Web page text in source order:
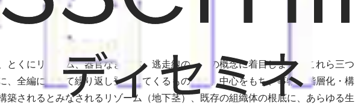
くにリゾーム、器官なき身体、逃走線の三つの概念に着目します。これら三つ
全編に渡って繰り返し登場してくるものです。中心をもち、事物を階層化・構
築されるとみなされるリゾーム（地下茎）、既存の組織体の根底に、あらゆる生